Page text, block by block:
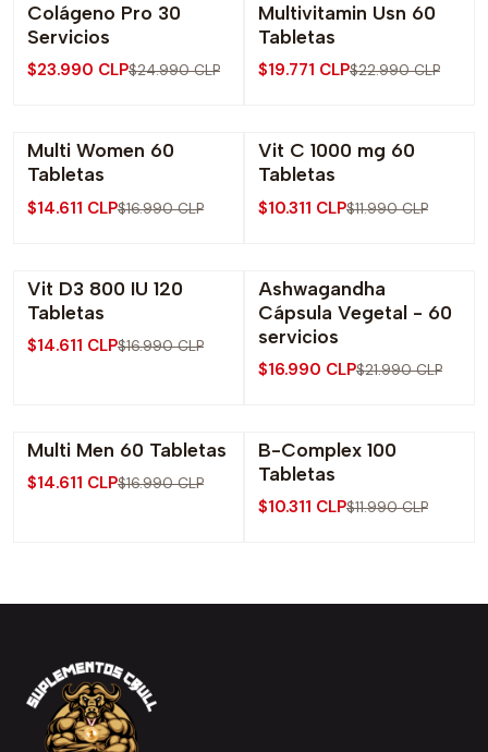
-4% OFF
Colágeno Pro 30
Servicios
$23.990 CLP$24.990 CLP
-14% OFF
Multivitamin Usn 60
Tabletas
$19.771 CLP$22.990 CLP
-14% OFF
Multi Women 60
Tabletas
$14.611 CLP$16.990 CLP
-14% OFF
Vit C 1000 mg 60
Tabletas
$10.311 CLP$11.990 CLP
-14% OFF
Agotado
Vit D3 800 IU 120
Tabletas
$14.611 CLP$16.990 CLP
-23% OFF
Agotado
Ashwagandha
Cápsula Vegetal - 60
servicios
$16.990 CLP$21.990 CLP
-14% OFF
Agotado
Multi Men 60 Tabletas
$14.611 CLP$16.990 CLP
-14% OFF
Agotado
B-Complex 100
Tabletas
$10.311 CLP$11.990 CLP